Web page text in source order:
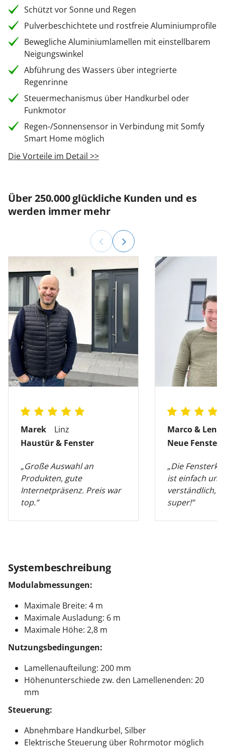
Schützt vor Sonne und Regen
Pulverbeschichtete und rostfreie Aluminiumprofile
Bewegliche Aluminiumlamellen mit einstellbarem
Neigungswinkel
Abführung des Wassers über integrierte
Regenrinne
Steuermechanismus über Handkurbel oder
Funkmotor
Regen-/Sonnensensor in Verbindung mit Somfy
Smart Home möglich
Die Vorteile im Detail >>
Über 250.000 glückliche Kunden und es
werden immer mehr
Marek
Linz
Haustür & Fenster
„Große Auswahl an
Produkten, gute
Internetpräsenz. Preis war
top.”
Marco & Lena
Neue Fenster
„Die
ist einfach und
verständlich,
super!”
Systembeschreibung
Modulabmessungen:
Maximale Breite: 4 m
Maximale Ausladung: 6 m
Maximale Höhe: 2,8 m
Nutzungsbedingungen:
Lamellenaufteilung: 200 mm
Höhenunterschiede zw. den Lamellenenden: 20
mm
Steuerung:
Abnehmbare Handkurbel, Silber
Elektrische Steuerung über Rohrmotor möglich